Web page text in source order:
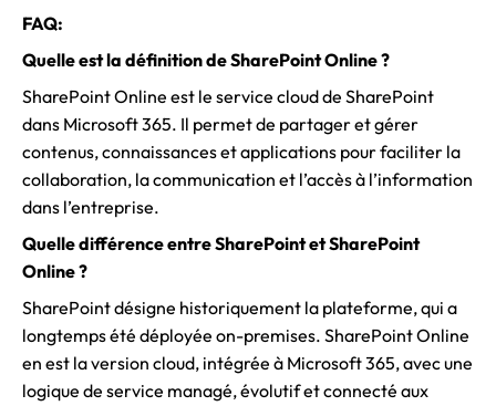
FAQ:
Quelle est la définition de SharePoint Online ?
SharePoint Online est le service cloud de SharePoint
dans Microsoft 365. Il permet de partager et gérer
contenus, connaissances et applications pour faciliter la
collaboration, la communication et l’accès à l’information
dans l’entreprise.
Quelle différence entre SharePoint et SharePoint
Online ?
SharePoint désigne historiquement la plateforme, qui a
longtemps été déployée on-premises. SharePoint Online
en est la version cloud, intégrée à Microsoft 365, avec une
logique de service managé, évolutif et connecté aux